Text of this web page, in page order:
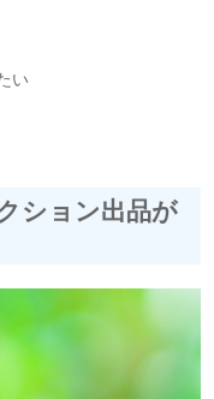
い
ション出品が